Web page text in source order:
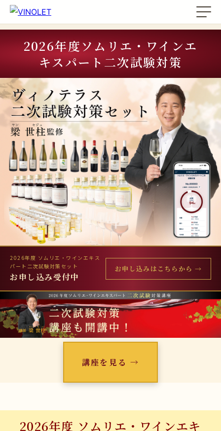
2026年度ソムリエ・ワインエ
キスパート二次試験対策
2026年度 ソムリエ・ワインエキス
パート二次試験対策セット
お申し込み受付中
お申し込みはこちらから →
講座を見る →
2026年度 ソムリエ・ワインエキ